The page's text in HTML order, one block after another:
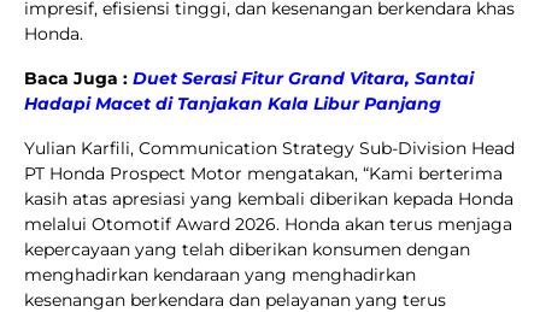
impresif, efisiensi tinggi, dan kesenangan berkendara khas
Honda.
Baca Juga : Duet Serasi Fitur Grand Vitara, Santai
Hadapi Macet di Tanjakan Kala Libur Panjang
Yulian Karfili, Communication Strategy Sub-Division Head
PT Honda Prospect Motor mengatakan, “Kami berterima
kasih atas apresiasi yang kembali diberikan kepada Honda
melalui Otomotif Award 2026. Honda akan terus menjaga
kepercayaan yang telah diberikan konsumen dengan
menghadirkan kendaraan yang menghadirkan
kesenangan berkendara dan pelayanan yang terus